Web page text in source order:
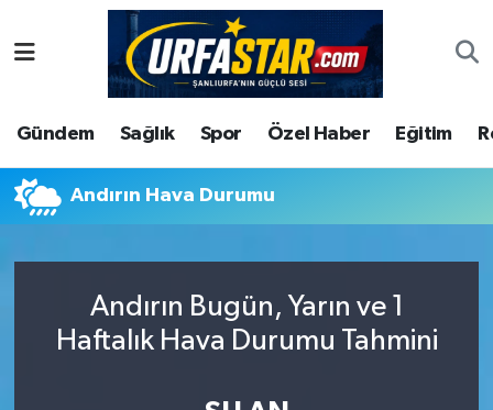
Gündem Sağlık Spor Özel Haber Eğitim
Andırın Hava Durumu
Andırın Bugün, Yarın ve 1
Haftalık Hava Durumu Tahmini
ASAYİS
ÇEVRE
DUNYA
Ekonomi
Şanlıurfa Nöbetçi Eczaneler
Şanlıurfa Hava Durumu
Şanlıurfa Namaz Vakitleri
Süper Lig Puan Durumu ve Fikstür